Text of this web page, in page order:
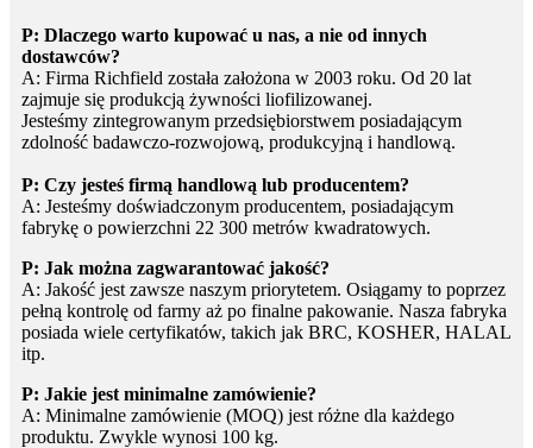
P: Dlaczego warto kupować u nas, a nie od innych
dostawców?
A: Firma Richfield została założona w 2003 roku. Od 20 lat
zajmuje się produkcją żywności liofilizowanej.
Jesteśmy zintegrowanym przedsiębiorstwem posiadającym
zdolność badawczo-rozwojową, produkcyjną i handlową.
P: Czy jesteś firmą handlową lub producentem?
A: Jesteśmy doświadczonym producentem, posiadającym
fabrykę o powierzchni 22 300 metrów kwadratowych.
P: Jak można zagwarantować jakość?
A: Jakość jest zawsze naszym priorytetem. Osiągamy to poprzez
pełną kontrolę od farmy aż po finalne pakowanie. Nasza fabryka
posiada wiele certyfikatów, takich jak BRC, KOSHER, HALAL
itp.
P: Jakie jest minimalne zamówienie?
A: Minimalne zamówienie (MOQ) jest różne dla każdego
produktu. Zwykle wynosi 100 kg.